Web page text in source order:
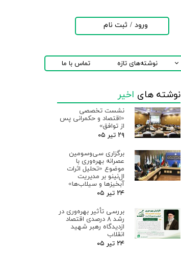
نوشته‌های تازه تماس با ما
ورود / ثبت نام
تغییر گذر واژه
خروج از حساب
کاربری
نوشته های اخیر
نشست تخصصی
«اقتصاد و حکمرانی پس
از توافق»
۲۹ تیر ۰۵
برگزاری سی‌وسومین
عصرانه بهره‌وری با
موضوع «تحلیل اثرات
ال‌نینو بر مدیریت
آبخیزها و سیلاب‌ها»
۲۴ تیر ۰۵
بررسی تأثیر بهره‌وری در
رشد ۸ درصدی اقتصاد
ازدیدگاه رهبر شهید
انقلاب
۲۴ تیر ۰۵